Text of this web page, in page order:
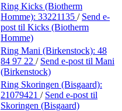
Ring Kicks (Biotherm
Homme): 33221135 / Send e-
post til Kicks (Biotherm
Homme)
Ring Mani (Birkenstock): 48
84 97 22 / Send e-post til Mani
(Birkenstock)
Ring Skoringen (Bisgaard):
21079421 / Send e-post til
Skoringen (Bisgaard)